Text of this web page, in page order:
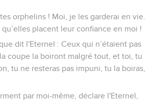
orphelins ! Moi, je les garderai en vie.
placent leur confiance en moi !
dit l'Eternel : Ceux qui n’étaient pas
coupe la boiront malgré tout, et toi, tu
tu ne resteras pas impuni, tu la boiras,
par moi-même, déclare l'Eternel,